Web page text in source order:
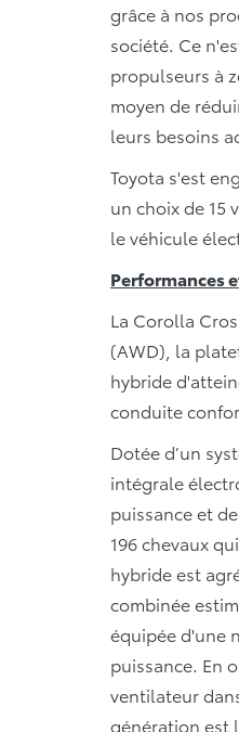
grâce à nos
société. Ce
propulseurs à
moyen de
leurs besoins
Toyota s'est
un choix de 15
le véhicule
Performances
La Corolla
(AWD), la
hybride
conduite
Dotée d’un
intégrale
puissance et
196 chevaux
hybride est
combinée
équipée d'une
puissance. En
ventilateur
génération est